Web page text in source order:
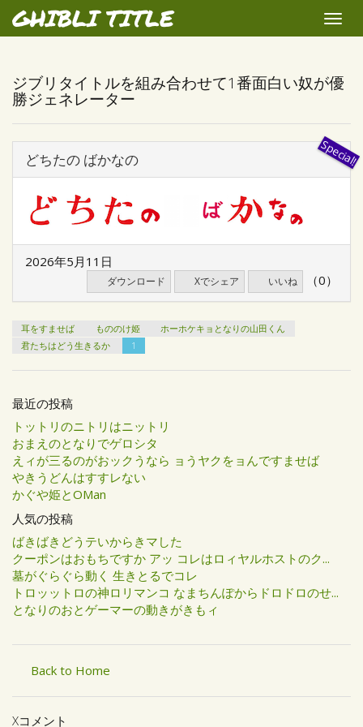
GHIBLI TITLE
Toggle
ジブリタイトルを組み合わせて1番面白い奴が優
勝ジェネレーター
どちたの ばかなの
2026年5月11日
ダウンロード Xでシェア いいね （0）
耳をすませば もののけ姫
ホーホケキョとなりの山田くん
君たちはどう生きるか
1
最近の投稿
トットリのニトリはニットリ
おまえのとなりでゲロシタ
えィが三るのがおックうなら ョうヤクをョんですませば
やきうどんはすすレない
かぐや姫とOMan
人気の投稿
ばきばきどうテいからきマした
クーポンはおもちですか アッ コレはロィヤルホストのク...
墓がぐらぐら動く 生きとるでコレ
トロッットロの神ロリマンコ なまちんぽからドロドロのせ...
となりのおとゲーマーの動きがきもィ
Back to Home
Xコメント